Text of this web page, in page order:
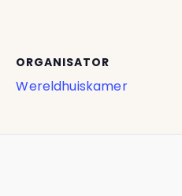
ORGANISATOR
Wereldhuiskamer